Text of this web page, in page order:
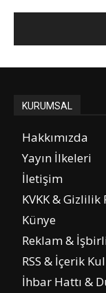
KURUMSAL
Hakkımızda
Yayın İlkeleri
İletişim
KVKK & Gizlilik
Künye
Reklam &
RSS & İçerik
İhbar Hattı &